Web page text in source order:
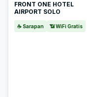
FRONT ONE HOTEL
AIRPORT SOLO
☕ Sarapan 📶 WiFi Gratis